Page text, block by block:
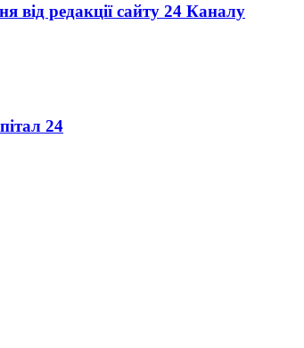
від редакції сайту 24 Каналу
24